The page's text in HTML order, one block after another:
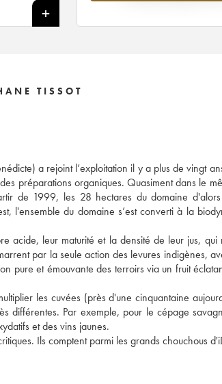
+
TISSOT
a rejoint l’exploitation il y a plus de vingt
préparations organiques. Quasiment dans le
de 1999, les 28 hectares du domaine
l'ensemble du domaine s’est converti à la
acide, leur maturité et la densité de leur jus, qui
par la seule action des levures indigènes,
pure et émouvante des terroirs via un fruit
les cuvées (près d'une cinquantaine
différentes. Par exemple, pour le cépage
et des vins jaunes.
Ils comptent parmi les grands chouchous